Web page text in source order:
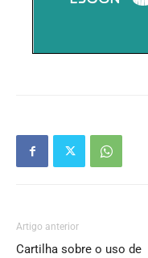
Artigo anterior
Cartilha sobre o uso de